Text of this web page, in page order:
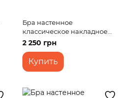
Бра настенное
классическое накладное
BCL-113W/1
2 250 грн
Купить